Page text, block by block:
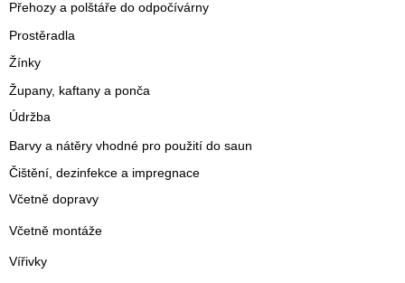
Přehozy a polštáře do odpočívárny
Prostěradla
Žínky
Župany, kaftany a ponča
Údržba
Barvy a nátěry vhodné pro použití do saun
Čištění, dezinfekce a impregnace
Včetně dopravy
Včetně montáže
Vířivky